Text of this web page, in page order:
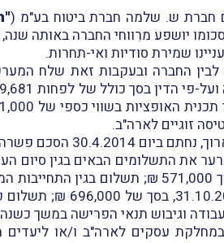
יושפע מרִווחי החברה באותה
שמירת סודיות ואי-תחרות.
בין המערער לבין החברה ובעקבות זאת
המערער לבין החברה (
התשלומים הבאים בגין סיום
הצדדים: תשלום בגין פדיון אופציות למניות
וגיבוש תנאי הפרישה במשך
עסקים לארה"ב ו/או ליעדים